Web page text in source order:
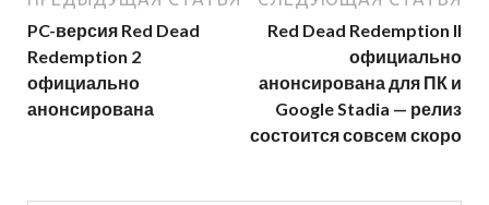
PC-версия Red Dead
Redemption 2
официально
анонсирована
Red Dead Redemption II
официально
анонсирована для ПК и
Google Stadia — релиз
состоится совсем скоро